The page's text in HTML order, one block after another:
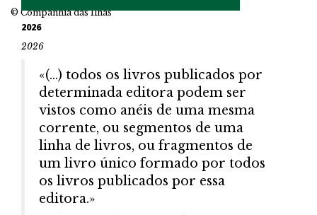
2026
2026
«(…) todos os livros publicados por
determinada editora podem ser
vistos como anéis de uma mesma
corrente, ou segmentos de uma
linha de livros, ou fragmentos de
um livro único formado por todos
os livros publicados por essa
editora.»
© Companhia das Ilhas